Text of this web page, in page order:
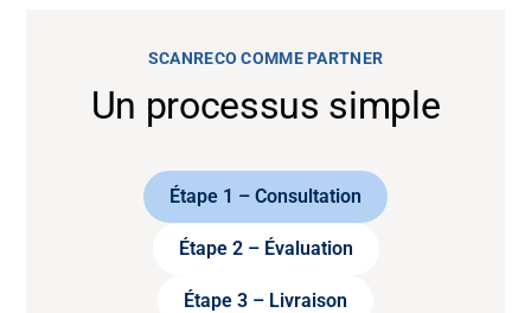
SCANRECO COMME PARTNER
Un processus simple
Étape 1 – Consultation
Étape 2 – Évaluation
Étape 3 – Livraison